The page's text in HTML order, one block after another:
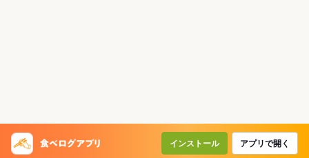
インストール アプリで開く